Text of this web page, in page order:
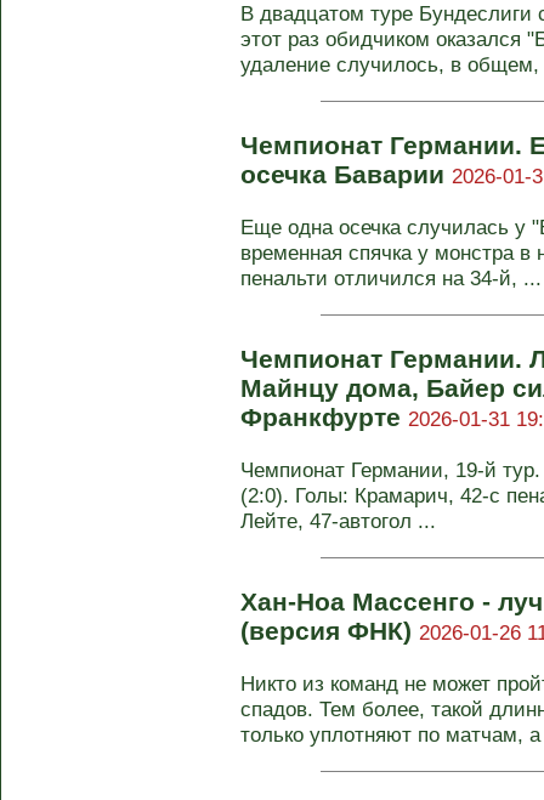
В двадцатом туре Бундеслиги
этот раз обидчиком оказался
удаление случилось, в
Чемпионат Германии.
осечка Баварии 2026-01-
Еще одна осечка случилась у
временная спячка у монстра
пенальти отличился на 34-й, ...
Чемпионат Германии.
Майнцу дома, Байер
Франкфурте 2026-01-31
Чемпионат Германии, 19-й
(2:0). Голы: Крамарич, 42-с
Лейте, 47-автогол ...
Хан-Ноа Массенго -
(версия ФНК) 2026-01-26
Никто из команд не может
спадов. Тем более, такой
только уплотняют по матчам,